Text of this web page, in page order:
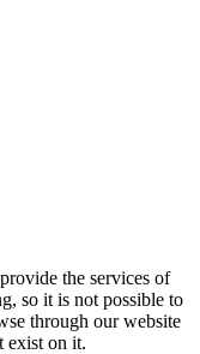
the services of
so it is not possible to
through our website
exist on it.